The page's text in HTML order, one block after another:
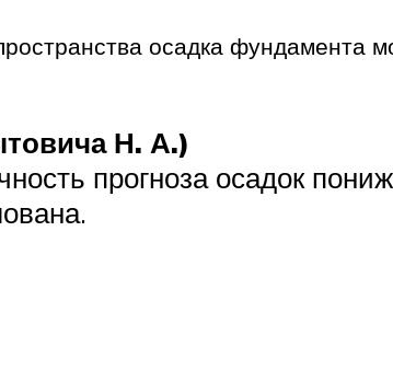
осадка фундамента
Н. А.)
прогноза осадок